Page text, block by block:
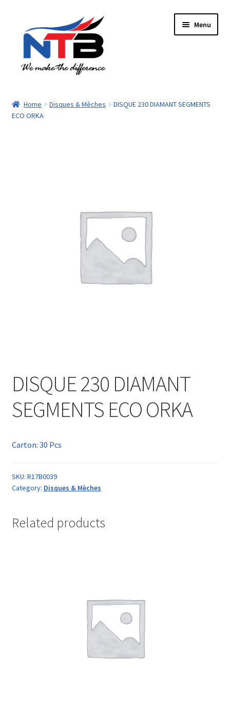
navigation
contenu
Menu
Boutique
Home Disques & Mèches
DISQUE 230 DIAMANT SEGMENTS
ECO ORKA
DISQUE 230 DIAMANT
SEGMENTS ECO ORKA
Carton: 30 Pcs
SKU: R17B0039
Category: Disques & Mèches
Related products